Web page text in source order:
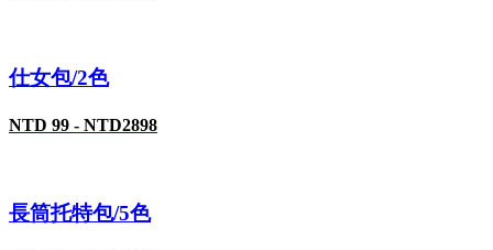
仕女包/2色
NTD 99 - NTD2898
長筒托特包/5色